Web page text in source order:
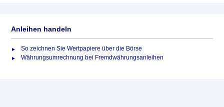
Anleihen handeln
So zeichnen Sie Wertpapiere über die Börse
Währungsumrechnung bei Fremdwährungsanleihen